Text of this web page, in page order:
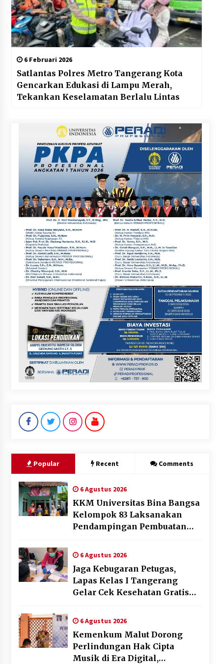
6 Februari 2026
Satlantas Polres Metro Tangerang Kota
Gencarkan Edukasi di Lampu Merah,
Tekankan Keselamatan Berlalu Lintas
Popular Recent Comments
6 Agustus 2026
KKM Universitas Bina Bangsa
Kelompok 83 Laksanakan
Pendampingan Pembuatan
Memperkuat Pemasaran
UMKM di Desa Cempaka
6 Agustus 2026
Jaga Kebugaran Petugas,
Lapas Kelas I Tangerang
Gelar Cek Kesehatan Gratis
6 Agustus 2026
Kemenkum Malut Dorong
Perlindungan Hak Cipta
Musik di Era Digital,